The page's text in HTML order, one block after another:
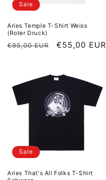
Sale
Aries Temple T-Shirt Weiss
(Roter Druck)
Normaler Preis
€95,00 EUR Sale Preis
€55,00 EUR
Sale
Aries That's All Folks T-Shirt